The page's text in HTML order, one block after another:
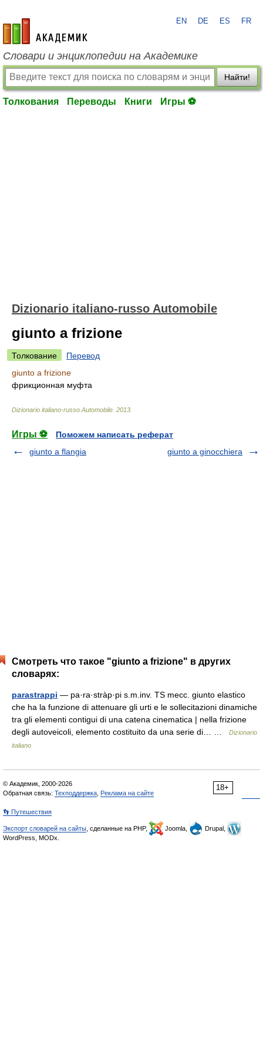
academic.ru
EN DE ES FR
Словари и энциклопедии на Академике
Найти!
Толкования Переводы Книги Игры ⚽
Dizionario italiano-russo Automobile
giunto a frizione
Толкование
Перевод
giunto a frizione
фрикционная муфта
Dizionario italiano-russo Automobile 2013
Игры ⚽
Поможем написать реферат
giunto a flangia
giunto a ginocchiera
Смотреть что такое "giunto a frizione" в других
словарях:
parastrappi — pa·ra·stràp·pi s.m.inv. TS mecc. giunto elastico
che ha la funzione di attenuare gli urti e le sollecitazioni dinamiche
tra gli elementi contigui di una catena cinematica | nella frizione
degli autoveicoli, elemento costituito da una serie di… …
Dizionario
italiano
18+
© Академик, 2000-2026
Обратная связь: Техподдержка Реклама на сайте
👣 Путешествия
Экспорт словарей на сайты , сделанные на PHP, Joomla,
Drupal,
WordPress, MODx.